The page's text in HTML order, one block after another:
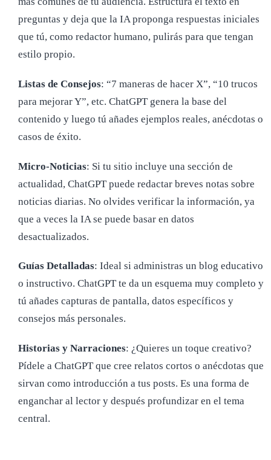
preguntas y deja que la IA proponga respuestas iniciales
que tú, como redactor humano, pulirás para que tengan
estilo propio.
Listas de Consejos: “7 maneras de hacer X”, “10 trucos
para mejorar Y”, etc. ChatGPT genera la base del
contenido y luego tú añades ejemplos reales, anécdotas o
casos de éxito.
Micro-Noticias: Si tu sitio incluye una sección de
actualidad, ChatGPT puede redactar breves notas sobre
noticias diarias. No olvides verificar la información, ya
que a veces la IA se puede basar en datos
desactualizados.
Guías Detalladas: Ideal si administras un blog educativo
o instructivo. ChatGPT te da un esquema muy completo y
tú añades capturas de pantalla, datos específicos y
consejos más personales.
Historias y Narraciones: ¿Quieres un toque creativo?
Pídele a ChatGPT que cree relatos cortos o anécdotas que
sirvan como introducción a tus posts. Es una forma de
enganchar al lector y después profundizar en el tema
central.